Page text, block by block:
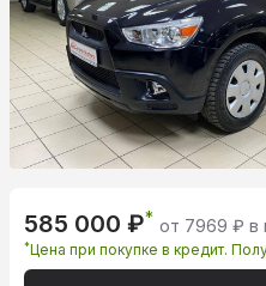
585 000 ₽* от 7969 ₽ в
*Цена при покупке в кредит.